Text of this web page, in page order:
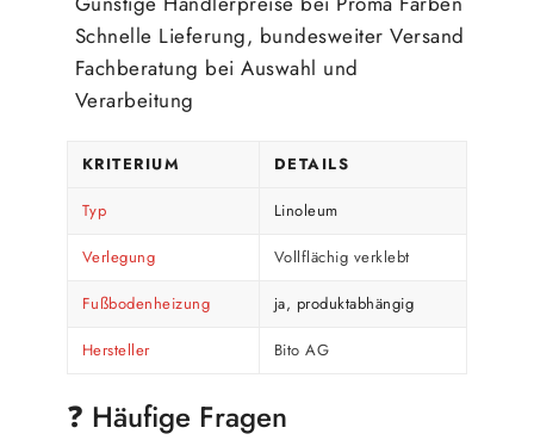
Schnelle Lieferung, bundesweiter Versand
Fachberatung bei Auswahl und
Verarbeitung
KRITERIUM DETAILS
Typ Linoleum
Verlegung Vollflächig verklebt
Fußbodenheizung ja, produktabhängig
Hersteller Bito AG
❓ Häufige Fragen